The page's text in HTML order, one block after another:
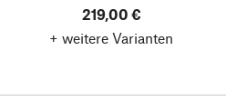
219,00 €
+ weitere Varianten